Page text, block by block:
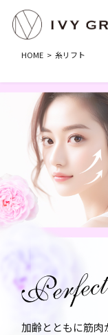
HOME 糸リフト
加齢とともに筋肉